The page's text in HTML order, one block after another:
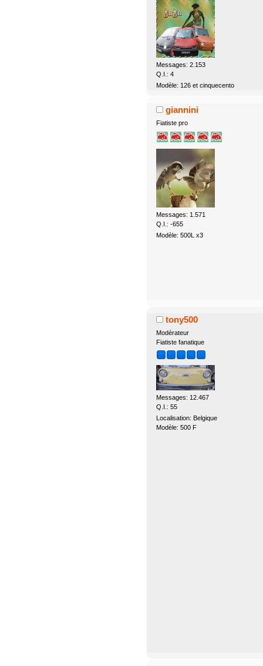
Messages: 2.153
Q.I.: 4
Modèle: 126 et cinquecento
giannini
Fiatiste pro
Messages: 1.571
Q.I.: -655
Modèle: 500L x3
tony500
Modérateur
Fiatiste fanatique
Messages: 12.467
Q.I.: 55
Localisation: Belgique
Modèle: 500 F